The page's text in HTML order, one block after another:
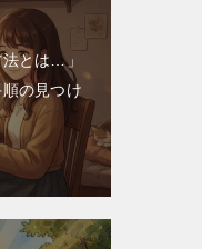
とは…」
の見つけ